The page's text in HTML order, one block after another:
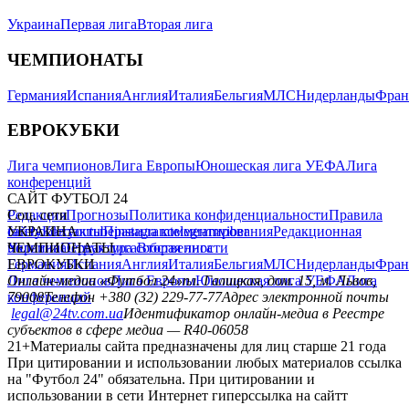
УкраинаПервая лигаВторая лига
ЧЕМПИОНАТЫ
ГерманияИспанияАнглияИталияБельгияМЛСНидерланды
ЕВРОКУБКИ
Лига чемпионовЛига ЕвропыЮношеская лига УЕФАЛига
конференций
САЙТ ФУТБОЛ 24
РедакцияПрогнозыПолитика конфиденциальностиПравила
сайтуКонтактыПравила комментированияРедакционная
политикаСтруктура собственности
Соц. сети
facebookxyoutubeinstagramtelegramviber
УКРАИНА
УкраинаПервая лигаВторая лига
ЧЕМПИОНАТЫ
ГерманияИспанияАнглияИталияБельгияМЛСНидерланды
ЕВРОКУБКИ
Лига чемпионовЛига ЕвропыЮношеская лига УЕФАЛига
конференций
Онлайн-медиа «Футбол 24»пл. Галицкая, дом. 15, м. Львов,
79008Телефон +380 (32) 229-77-77Адрес электронной почты
legal@24tv.com.uaИдентификатор онлайн-медиа в Реестре
субъектов в сфере медиа — R40-06058
21+Материалы сайта предназначены для лиц старше 21 года
При цитировании и использовании любых материалов ссылка
на "Футбол 24" обязательна. При цитировании и
использовании в сети Интернет гиперссылка на сайтт